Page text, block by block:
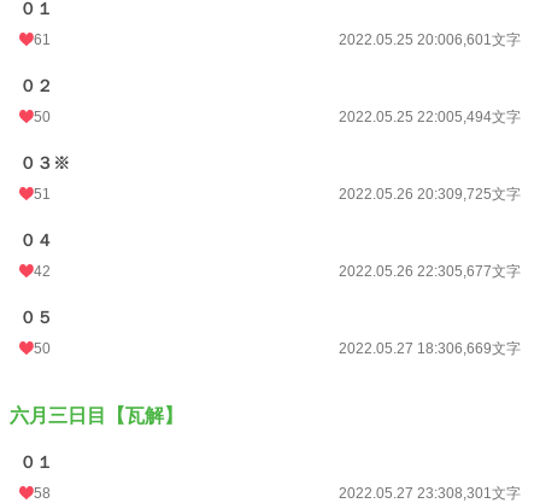
０１
61 2022.05.25 20:006,601文字
０２
50 2022.05.25 22:005,494文字
０３※
51 2022.05.26 20:309,725文字
０４
42 2022.05.26 22:305,677文字
０５
50 2022.05.27 18:306,669文字
六月三日目【瓦解】
０１
58 2022.05.27 23:308,301文字